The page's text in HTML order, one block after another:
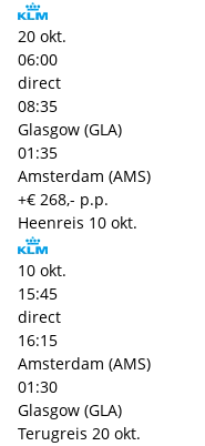
20 okt.
06:00
direct
08:35
Glasgow (GLA)
01:35
Amsterdam (AMS)
+€ 268,- p.p.
Heenreis 10 okt.
10 okt.
15:45
direct
16:15
Amsterdam (AMS)
01:30
Glasgow (GLA)
Terugreis 20 okt.